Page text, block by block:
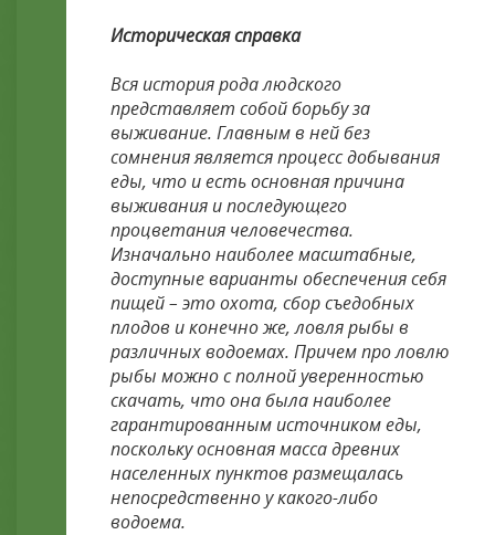
Историческая справка
Вся история рода людского
представляет собой борьбу за
выживание. Главным в ней без
сомнения является процесс добывания
еды, что и есть основная причина
выживания и последующего
процветания человечества.
Изначально наиболее масштабные,
доступные варианты обеспечения себя
пищей – это охота, сбор съедобных
плодов и конечно же, ловля рыбы в
различных водоемах. Причем про ловлю
рыбы можно с полной уверенностью
скачать, что она была наиболее
гарантированным источником еды,
поскольку основная масса древних
населенных пунктов размещалась
непосредственно у какого-либо
водоема.